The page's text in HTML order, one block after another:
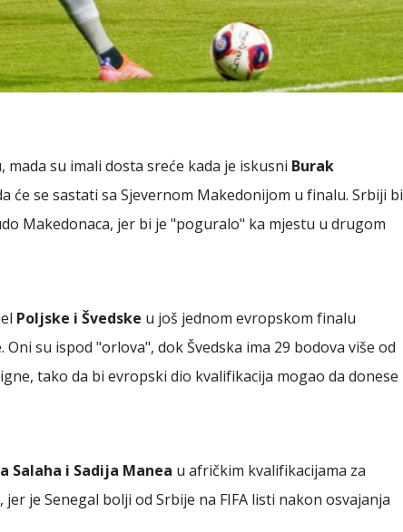
mada su imali dosta sreće kada je iskusni Burak
će se sastati sa Sjevernom Makedonijom u finalu. Srbiji bi
Makedonaca, jer bi je "poguralo" ka mjestu u drugom
Poljske i Švedske u još jednom evropskom finalu
Oni su ispod "orlova", dok Švedska ima 29 bodova više od
tako da bi evropski dio kvalifikacija mogao da donese
Salaha i Sadija Manea u afričkim kvalifikacijama za
je Senegal bolji od Srbije na FIFA listi nakon osvajanja